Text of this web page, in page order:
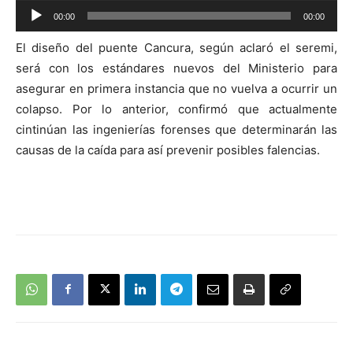
Reproductor
de
audio
00:00 00:00
El diseño del puente Cancura, según aclaró el seremi,
será con los estándares nuevos del Ministerio para
asegurar en primera instancia que no vuelva a ocurrir un
colapso. Por lo anterior, confirmó que actualmente
cintinúan las ingenierías forenses que determinarán las
causas de la caída para así prevenir posibles falencias.